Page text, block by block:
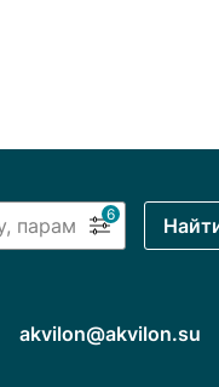
6
akvilon@akvilon.su